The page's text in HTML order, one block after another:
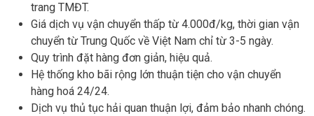
trang TMĐT.
Giá dịch vụ vận chuyển thấp từ 4.000đ/kg, thời gian vận
chuyển từ Trung Quốc về Việt Nam chỉ từ 3-5 ngày.
Quy trình đặt hàng đơn giản, hiệu quả.
Hệ thống kho bãi rộng lớn thuận tiện cho vận chuyển
hàng hoá 24/24.
Dịch vụ thủ tục hải quan thuận lợi, đảm bảo nhanh chóng.